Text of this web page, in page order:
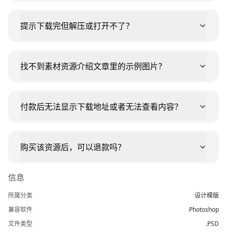
提示下载完但解压或打开不了？
找不到素材资源介绍文章里的示例图片？
付款后无法显示下载地址或者无法查看内容？
购买该资源后，可以退款吗？
信息
所属分类
设计模版
兼容软件
Photoshop
文件类型
.PSD